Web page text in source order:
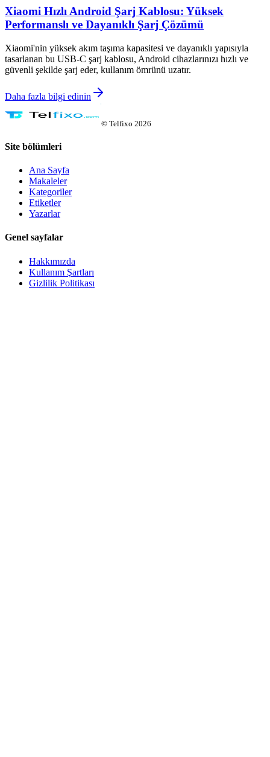
Xiaomi Hızlı Android Şarj Kablosu: Yüksek
Performanslı ve Dayanıklı Şarj Çözümü
Xiaomi'nin yüksek akım taşıma kapasitesi ve dayanıklı yapısıyla
tasarlanan bu USB-C şarj kablosu, Android cihazlarınızı hızlı ve
güvenli şekilde şarj eder, kullanım ömrünü uzatır.
Daha fazla bilgi edinin
© Telfixo 2026
Site bölümleri
Ana Sayfa
Makaleler
Kategoriler
Etiketler
Yazarlar
Genel sayfalar
Hakkımızda
Kullanım Şartları
Gizlilik Politikası